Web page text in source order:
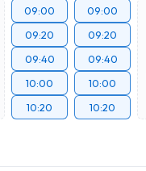
09:00
09:20
09:40
10:00
10:20
09:00
09:20
09:40
10:00
10:20